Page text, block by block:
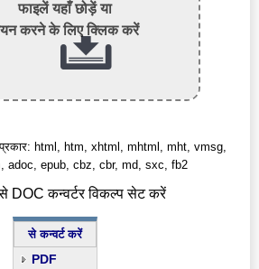
फाइलें यहाँ छोड़ें या
करने के लिए क्लिक करें
html, htm, xhtml, mhtml, mht, vmsg,
adoc, epub, cbz, cbr, md, sxc, fb2
DOC कन्वर्टर विकल्प सेट करें
से कन्वर्ट करें
PDF